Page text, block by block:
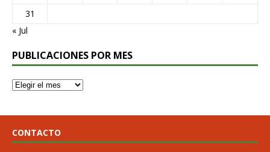
31
« Jul
PUBLICACIONES POR MES
CONTACTO